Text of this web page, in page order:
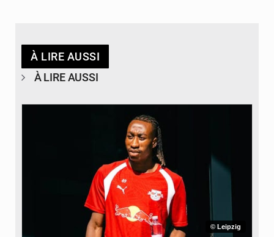
À LIRE AUSSI
À LIRE AUSSI
© Leipzig